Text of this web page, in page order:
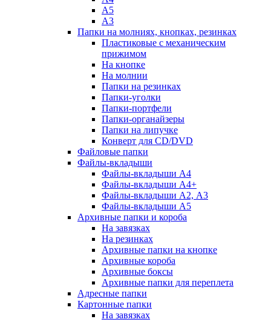
А5
А3
Папки на молниях, кнопках, резинках
Пластиковые с механическим
прижимом
На кнопке
На молнии
Папки на резинках
Папки-уголки
Папки-портфели
Папки-органайзеры
Папки на липучке
Конверт для CD/DVD
Файловые папки
Файлы-вкладыши
Файлы-вкладыши А4
Файлы-вкладыши А4+
Файлы-вкладыши А2, А3
Файлы-вкладыши А5
Архивные папки и короба
На завязках
На резинках
Архивные папки на кнопке
Архивные короба
Архивные боксы
Архивные папки для переплета
Адресные папки
Картонные папки
На завязках